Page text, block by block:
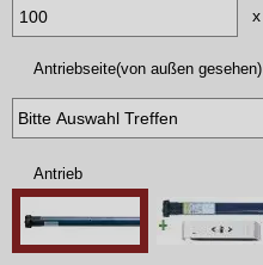
x
Antriebseite(von außen gesehen)
Antrieb